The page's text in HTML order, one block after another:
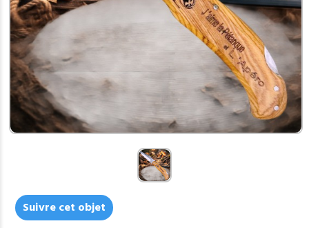
Suivre cet objet